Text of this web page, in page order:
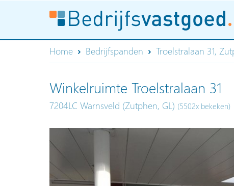
Home Bedrijfspanden Troelstralaan 31,
Winkelruimte Troelstralaan 31
7204LC Warnsveld (Zutphen, GL) (5502x bekeken)